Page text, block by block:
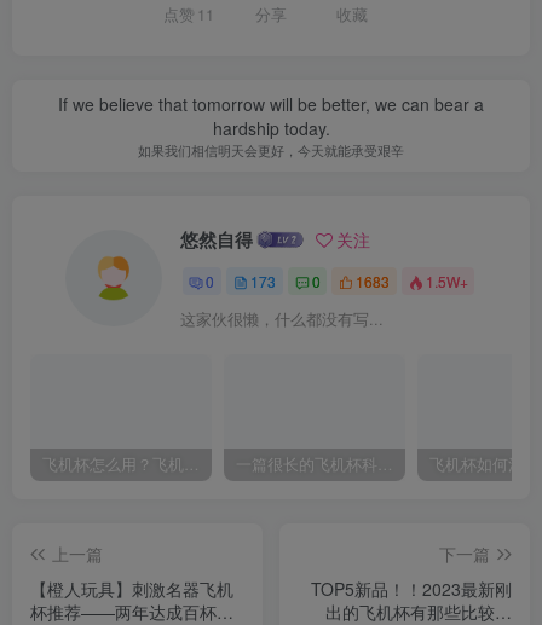
点赞 11 分享 收藏
If we believe that tomorrow will be better, we can bear a
hardship today.
如果我们相信明天会更好，今天就能承受艰辛
悠然自得 关注
0 173 0 1683 1.5W+
这家伙很懒，什么都没有写...
飞机杯怎么用？飞机杯使用视频教程 一篇很长的飞机杯科普，耐心看完，能解决你很多的问题
上一篇
【橙人玩具】刺激名器飞机
杯推荐——两年达成百杯
下一篇
TOP5新品！！2023最新刚
出的飞机杯有那些比较给